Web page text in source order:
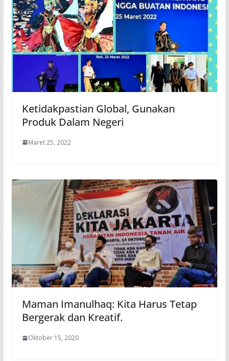
Ketidakpastian Global, Gunakan
Produk Dalam Negeri
Maret 25, 2022
Maman Imanulhaq: Kita Harus Tetap
Bergerak dan Kreatif.
Oktober 15, 2020